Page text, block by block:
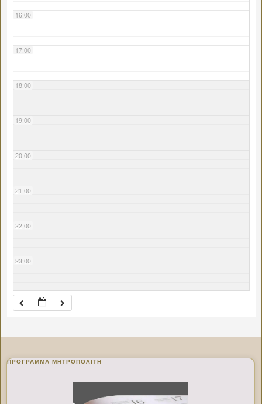
16:00
17:00
18:00
19:00
20:00
21:00
22:00
23:00
ΠΡΌΓΡΑΜΜΑ ΜΗΤΡΟΠΟΛΊΤΗ